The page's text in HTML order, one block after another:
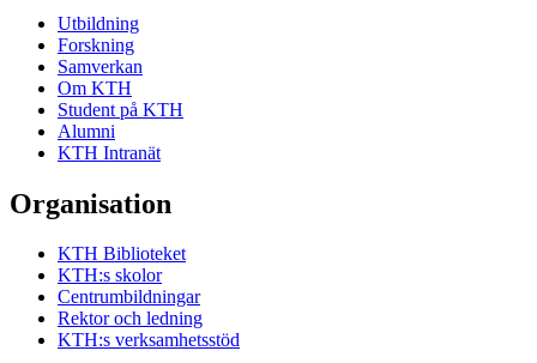
Utbildning
Forskning
Samverkan
Om KTH
Student på KTH
Alumni
KTH Intranät
Organisation
KTH Biblioteket
KTH:s skolor
Centrumbildningar
Rektor och ledning
KTH:s verksamhetsstöd